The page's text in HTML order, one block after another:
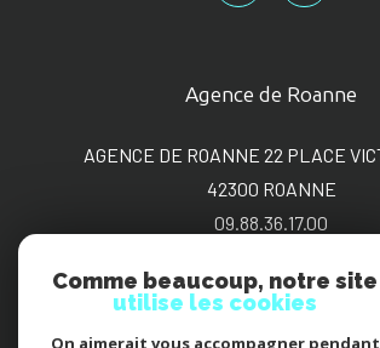
Agence de Roanne
AGENCE DE ROANNE 22 PLACE
42300
ROANNE
09.88.36.17.00
Comme beaucoup, notre site
utilise les cookies
On aimerait vous accompagner pendant